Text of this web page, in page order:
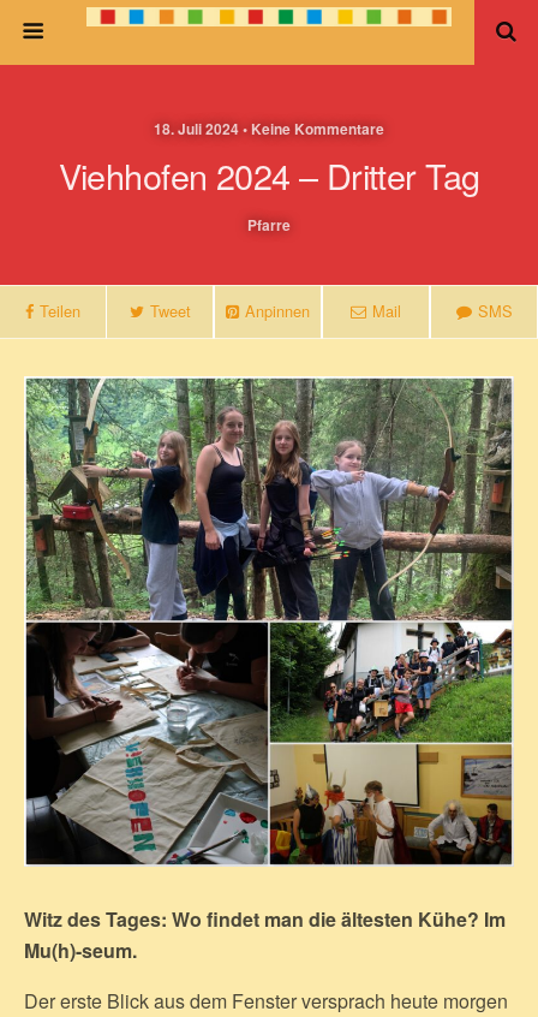
18. Juli 2024 • Keine Kommentare
Viehhofen 2024 – Dritter Tag
Pfarre
Teilen Tweet Anpinnen Mail SMS
Witz des Tages: Wo findet man die ältesten Kühe? Im
Mu(h)-seum.
Der erste Blick aus dem Fenster versprach heute morgen